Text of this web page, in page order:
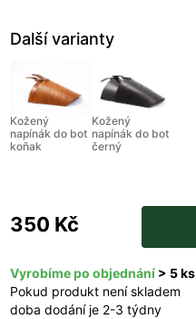
Další varianty
Kožený
napínák do bot
koňak
Kožený
napínák do bot
černý
350 Kč
Vyrobíme po objednání > 5 ks
Pokud produkt není skladem
doba dodání je 2-3 týdny